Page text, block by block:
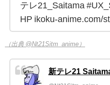
テレ21_Saitama
HP ikoku-anime.com/
（出典 @Nt21Sitm_anime）
新テレ21